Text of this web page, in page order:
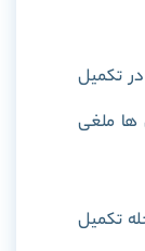
تکمیل
ها ملغی
تکمیل